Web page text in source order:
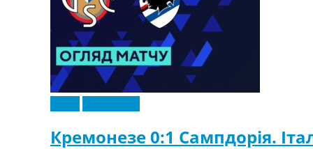
Кремонезе 0:1 Сампдорія.